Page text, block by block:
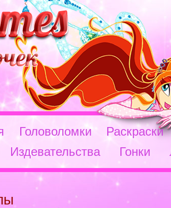
Головоломки Раскраски
Издевательства Гонки